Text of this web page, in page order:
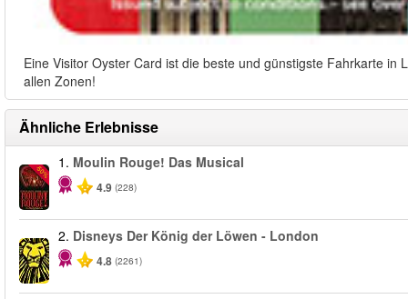
Eine Visitor Oyster Card ist die beste und günstigste Fahrkarte
allen Zonen!
Ähnliche Erlebnisse
-50%
1. Moulin Rouge! Das Musical
4.9 (228)
2. Disneys Der König der Löwen - London
4.8 (2261)